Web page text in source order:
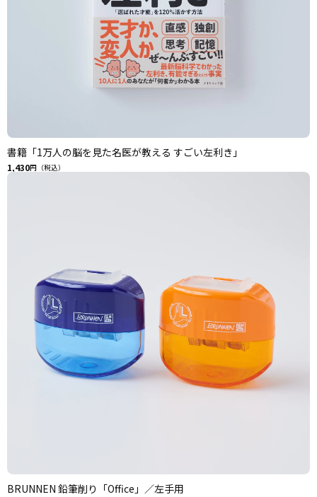
書籍「1万人の脳を見た名医が教える すごい左利き」
1,430円（税込）
BRUNNEN 鉛筆削り「Office」／左手用